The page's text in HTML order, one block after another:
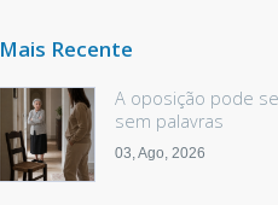
Mais Recente
A oposição pode
sem palavras
03, Ago, 2026